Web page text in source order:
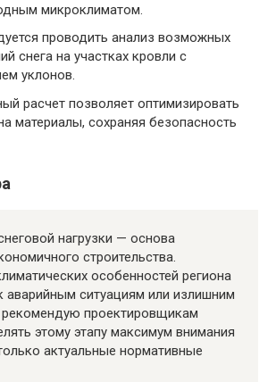
микроклиматом.
проводить анализ возможных
снега на участках кровли с
уклонов.
расчет позволяет оптимизировать
материалы, сохраняя безопасность
нагрузки — основа
строительства.
особенностей региона
аварийным ситуациям или излишним
проектировщикам
этому этапу максимум внимания
актуальные нормативные